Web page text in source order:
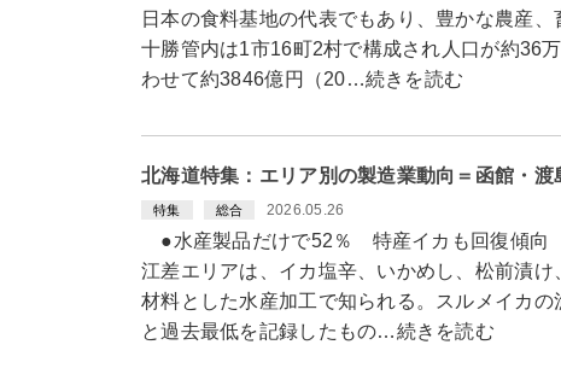
日本の食料基地の代表でもあり、豊かな農産、
十勝管内は1市16町2村で構成され人口が約36
わせて約3846億円（20…続きを読む
北海道特集：エリア別の製造業動向＝函館・渡
特集 総合 2026.05.26
●水産製品だけで52％ 特産イカも回復傾向
江差エリアは、イカ塩辛、いかめし、松前漬
材料とした水産加工で知られる。スルメイカ
と過去最低を記録したもの…続きを読む